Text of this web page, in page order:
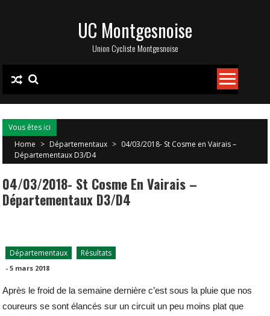
UC Montgesnoise
Union Cycliste Montgesnoise
Vous êtes ici
Home > Départementaux > 04/03/2018- St Cosme en Vairais –
Départementaux D3/D4
04/03/2018- St Cosme En Vairais –
Départementaux D3/D4
Départementaux Résultats
-5 mars 2018
Après le froid de la semaine dernière c’est sous la pluie que nos
coureurs se sont élancés sur un circuit un peu moins plat que